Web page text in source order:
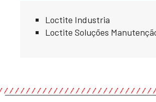
Loctite Industria
Loctite Soluções